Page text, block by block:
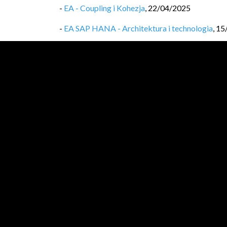
- EA - Coupling i Kohezja, 22/04/2025
- EA SAP HANA - Architektura i technologia,